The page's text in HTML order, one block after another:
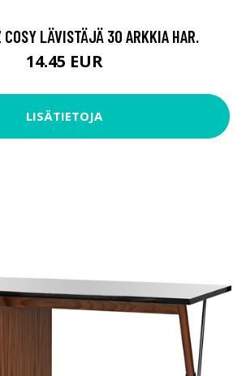
LÄVISTÄJÄ 30 ARKKIA HAR.
14.45 EUR
LISÄTIETOJA